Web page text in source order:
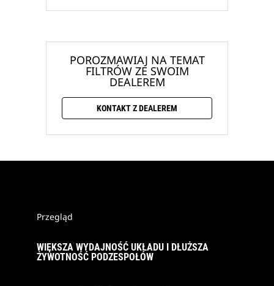
POROZMAWIAJ NA TEMAT
FILTRÓW ZE SWOIM
DEALEREM
KONTAKT Z DEALEREM
Przegląd
WIĘKSZA WYDAJNOŚĆ UKŁADU I DŁUŻSZA
ŻYWOTNOŚĆ PODZESPOŁÓW